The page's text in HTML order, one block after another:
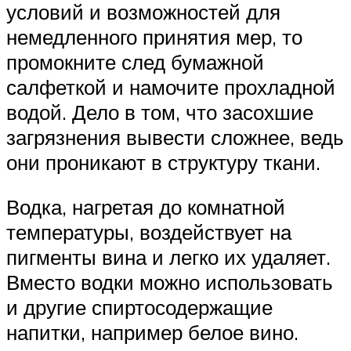
условий и возможностей для
немедленного принятия мер, то
промокните след бумажной
салфеткой и намочите прохладной
водой. Дело в том, что засохшие
загрязнения вывести сложнее, ведь
они проникают в структуру ткани.
Водка, нагретая до комнатной
температуры, воздействует на
пигменты вина и легко их удаляет.
Вместо водки можно использовать
и другие спиртосодержащие
напитки, например белое вино.